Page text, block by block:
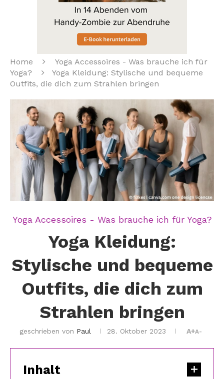
Home
Yoga Accessoires - Was brauche ich für
Yoga?
Yoga Kleidung: Stylische und bequeme
Outfits, die dich zum Strahlen bringen
Yoga Accessoires - Was brauche ich für Yoga?
Yoga Kleidung:
Stylische und bequeme
Outfits, die dich zum
Strahlen bringen
geschrieben von Paul 28. Oktober 2023 A+A-
Inhalt